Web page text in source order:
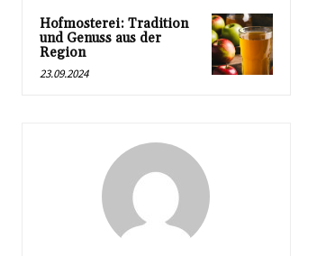
Hofmosterei: Tradition
und Genuss aus der
Region
23.09.2024